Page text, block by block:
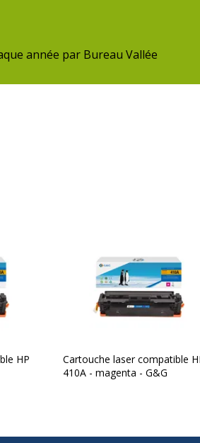
année par Bureau Vallée
HP
Cartouche laser compatible
410A - magenta - G&G